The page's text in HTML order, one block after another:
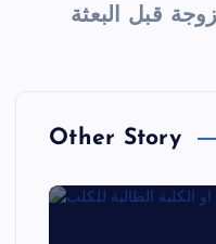
قبل البعثة
Other Story